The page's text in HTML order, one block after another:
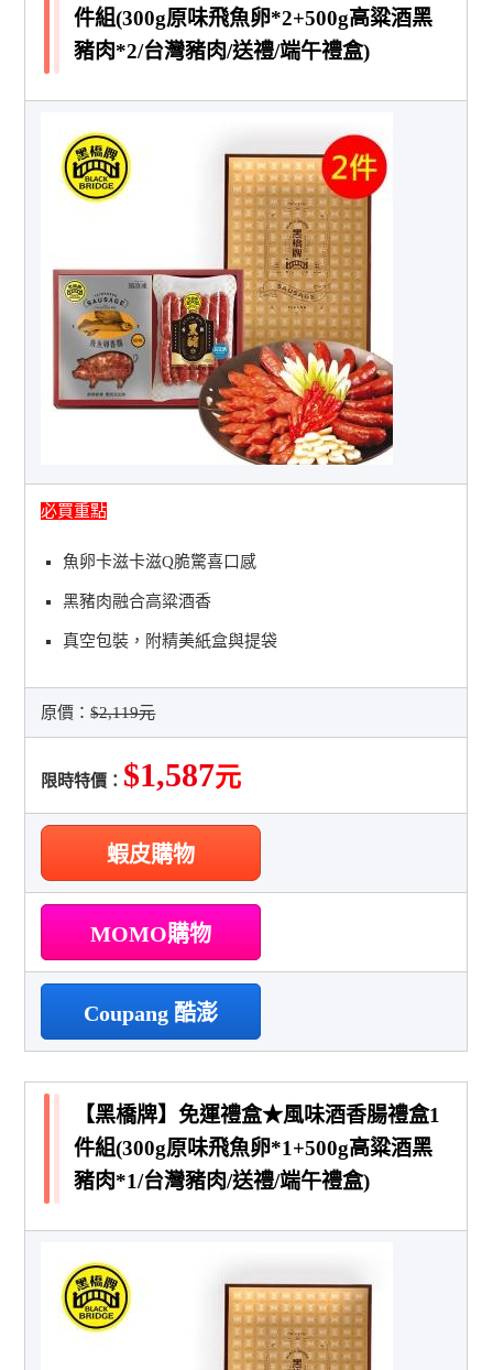
件組(300g原味飛魚卵*2+500g高粱酒黑
豬肉*2/台灣豬肉/送禮/端午禮盒)
必買重點
魚卵卡滋卡滋Q脆驚喜口感
黑豬肉融合高粱酒香
真空包裝，附精美紙盒與提袋
原價：$2,119元
限時特價： $1,587元
蝦皮購物
MOMO購物
Coupang 酷澎
【黑橋牌】免運禮盒★風味酒香腸禮盒1
件組(300g原味飛魚卵*1+500g高粱酒黑
豬肉*1/台灣豬肉/送禮/端午禮盒)